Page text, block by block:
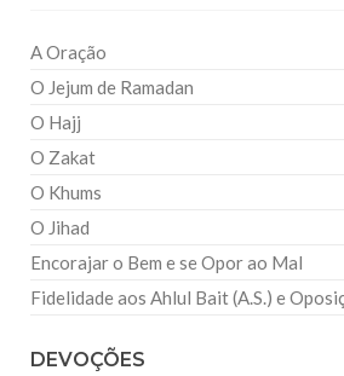
A Oração
O Jejum de Ramadan
O Hajj
O Zakat
O Khums
O Jihad
Encorajar o Bem e se Opor ao Mal
Fidelidade aos Ahlul Bait (A.S.) e
DEVOÇÕES